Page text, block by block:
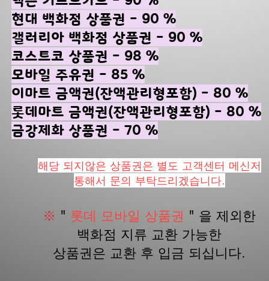
현대 백화점 상품권 - 90 %
갤러리아 백화점 상품권 - 90 %
코스트코 상품권 - 98 %
​모바일 주유권 - 85 %
이마트 금액권(잔액관리형포함) - 80 %
롯데마트 금액권(잔액관리형포함) - 80 %
​금강제화 상품권 - 70 %
해당 되지않은 상품권은 별도 고객센터 메신저
통해서 문의 부탁드리겠습니다.
※ " 롯데 모바일 상품권 " 을 제외한
백화점 지류 교환 가능한
상품권은 교환 후 입금 되십니다.